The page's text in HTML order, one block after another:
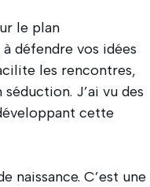
le plan
défendre vos idées
les rencontres,
J’ai vu des
cette
naissance. C’est une